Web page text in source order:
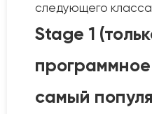
следующего
Stage 1
самый